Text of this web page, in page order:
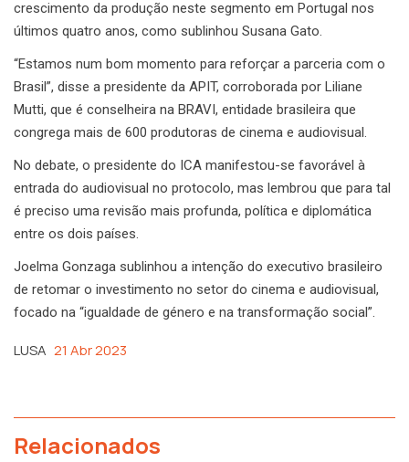
crescimento da produção neste segmento em Portugal nos
últimos quatro anos, como sublinhou Susana Gato.
“Estamos num bom momento para reforçar a parceria com o
Brasil”, disse a presidente da APIT, corroborada por Liliane
Mutti, que é conselheira na BRAVI, entidade brasileira que
congrega mais de 600 produtoras de cinema e audiovisual.
No debate, o presidente do ICA manifestou-se favorável à
entrada do audiovisual no protocolo, mas lembrou que para tal
é preciso uma revisão mais profunda, política e diplomática
entre os dois países.
Joelma Gonzaga sublinhou a intenção do executivo brasileiro
de retomar o investimento no setor do cinema e audiovisual,
focado na “igualdade de género e na transformação social”.
LUSA 21 Abr 2023
Relacionados